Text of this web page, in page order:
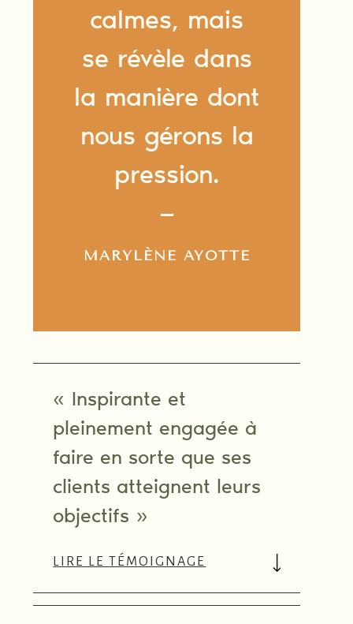
calmes, mais
se révèle dans
la manière dont
nous gérons la
pression.
—
MARYLÈNE AYOTTE
« Inspirante et
pleinement engagée à
faire en sorte que ses
clients atteignent leurs
objectifs »
LIRE LE TÉMOIGNAGE